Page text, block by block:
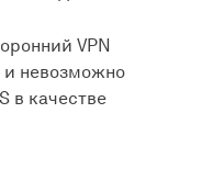
VPN
и невозможно
в качестве